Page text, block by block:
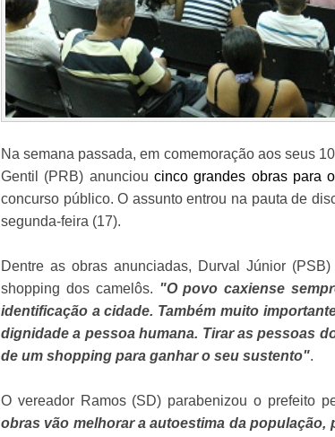
Na semana passada, em comemoração aos seus
Gentil (PRB) anunciou cinco grandes obras para
concurso público. O assunto entrou na pauta de
segunda-feira (17).
Dentre as obras anunciadas, Durval Júnior
shopping dos camelôs. "O povo caxiense
identificação a cidade. Também muito
dignidade a pessoa humana. Tirar as pessoas
de um shopping para ganhar o seu sustento".
O vereador Ramos (SD) parabenizou o prefeito
obras vão melhorar a autoestima da